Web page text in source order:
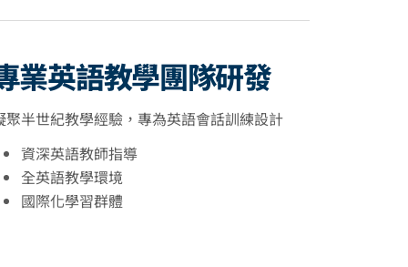
業英語教學團隊研發
聚半世紀教學經驗，專為英語會話訓練設計
資深英語教師指導
全英語教學環境
國際化學習群體